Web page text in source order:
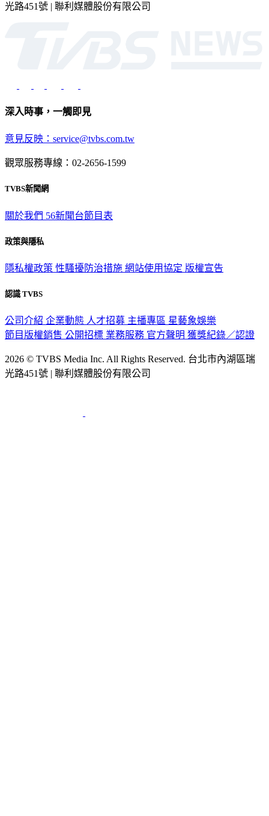
光路451號 | 聯利媒體股份有限公司
深入時事，一觸即見
意見反映：service@tvbs.com.tw
觀眾服務專線：02-2656-1599
TVBS新聞網
關於我們 56新聞台節目表
政策與隱私
隱私權政策 性騷擾防治措施 網站使用協定 版權宣告
認識 TVBS
公司介紹 企業動態 人才招募 主播專區 星藝象娛樂
節目版權銷售 公開招標 業務服務 官方聲明 獲獎紀錄／認證
2026 © TVBS Media Inc. All Rights Reserved. 台北市內湖區瑞
光路451號 | 聯利媒體股份有限公司